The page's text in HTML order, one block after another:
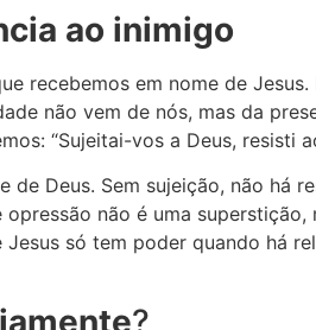
ao inimigo
recebemos em nome de
não vem de nós, mas da
“Sujeitai-vos a Deus, resisti
Deus. Sem sujeição, não há
não é uma
só tem poder quando há
?